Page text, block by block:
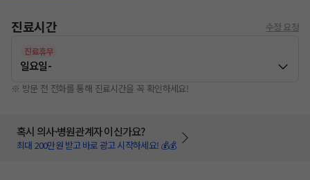
진료시간 수정 요청
진료휴무
일요일-
※ 방문 전 전화를 통해 진료시간을 꼭 확인하세요!
혹시 의사·병원관계자 이신가요?
최대 200만원 받고 바로 광고 시작하세요! 💰💰